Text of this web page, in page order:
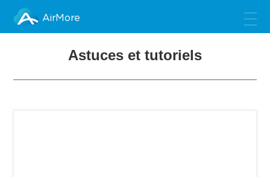
AirMore
Astuces et tutoriels